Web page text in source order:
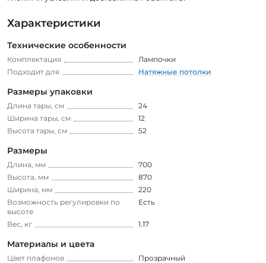
Характеристики
Технические особенности
Комплектация
Лампочки
Подходит для
Натяжные потолки
Размеры упаковки
Длина тары, см
24
Ширина тары, см
12
Высота тары, см
52
Размеры
Длина, мм
700
Высота, мм
870
Ширина, мм
220
Возможность регулировки по
высоте
Есть
Вес, кг 1.17
Материалы и цвета
Цвет плафонов
Прозрачный